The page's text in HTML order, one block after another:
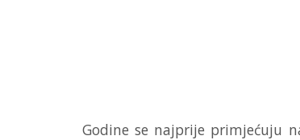
Godine se najprije primjećuju